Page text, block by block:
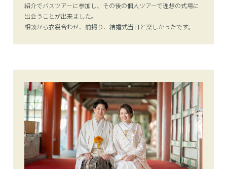
紹介でバスツアーに参加し、その後の個人ツアーで理想の式場に
出会うことが出来ました。
相談から衣裳合わせ、前撮り、結婚式当日と楽しかったです。